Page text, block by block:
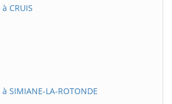
CRUIS
SIMIANE-LA-ROTONDE